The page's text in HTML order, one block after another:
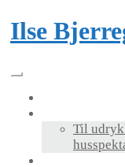
Skip
to
Ilse
Til